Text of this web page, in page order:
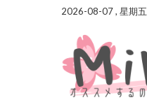
2026-08-07 , 星期五